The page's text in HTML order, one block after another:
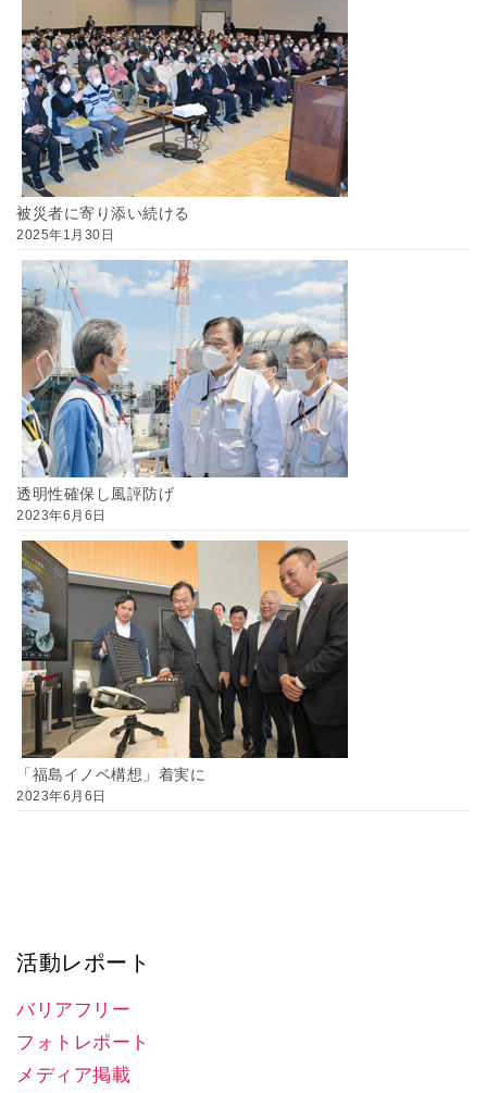
被災者に寄り添い続ける
2025年1月30日
透明性確保し風評防げ
2023年6月6日
「福島イノベ構想」着実に
2023年6月6日
活動レポート
バリアフリー
フォトレポート
メディア掲載